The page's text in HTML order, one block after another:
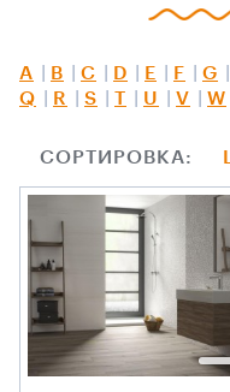
A B C D E F G
Q
R S T U V W
СОРТИРОВКА: